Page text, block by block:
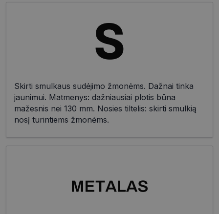
Skirti smulkaus sudėjimo žmonėms. Dažnai tinka
jaunimui. Matmenys: dažniausiai plotis būna
mažesnis nei 130 mm. Nosies tiltelis: skirti smulkią
nosį turintiems žmonėms.